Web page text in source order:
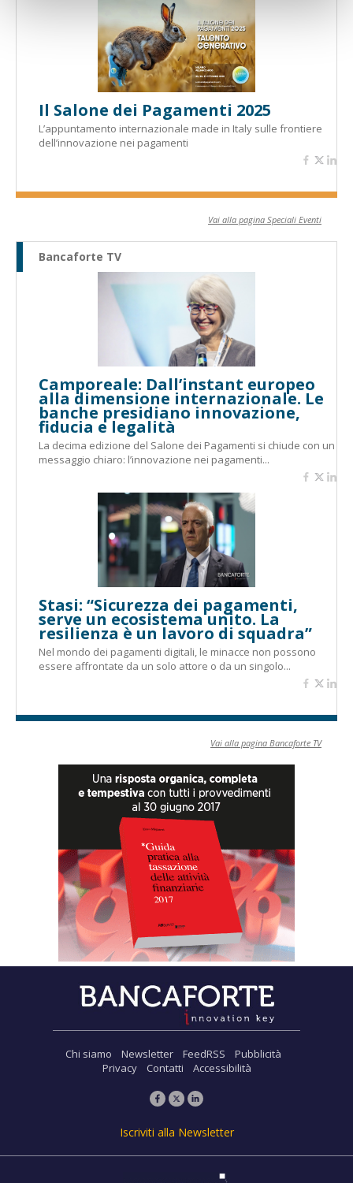
Il Salone dei Pagamenti 2025
L’appuntamento internazionale made in Italy sulle frontiere
dell’innovazione nei pagamenti
Vai alla pagina Speciali Eventi
Bancaforte TV
Camporeale: Dall’instant europeo
alla dimensione internazionale. Le
banche presidiano innovazione,
fiducia e legalità
La decima edizione del Salone dei Pagamenti si chiude con un
messaggio chiaro: l’innovazione nei pagamenti...
Stasi: “Sicurezza dei pagamenti,
serve un ecosistema unito. La
resilienza è un lavoro di squadra”
Nel mondo dei pagamenti digitali, le minacce non possono
essere affrontate da un solo attore o da un singolo...
Vai alla pagina Bancaforte TV
Chi siamo Newsletter FeedRSS
Pubblicità
Privacy
Contatti Accessibilità
Iscriviti alla Newsletter